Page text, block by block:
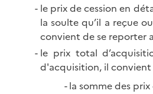
le prix de cession en
la soulte qu’il a reçue
convient de se reporter
le prix total
d'acquisition, il convient
la somme des